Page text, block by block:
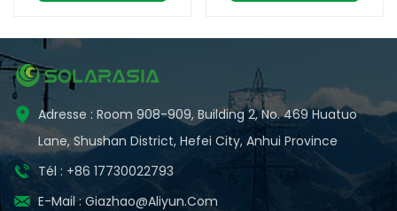
Adresse : Room 908-909, Building 2, No. 469 Huatuo
Lane, Shushan District, Hefei City, Anhui Province
Tél : +86 17730022793
E-Mail : Giazhao@aliyun.com